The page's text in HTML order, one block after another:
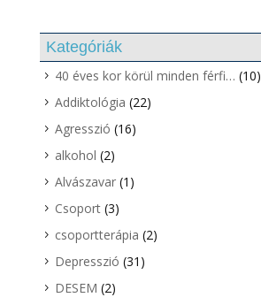
Kategóriák
40 éves kor körül minden férfi… (10)
Addiktológia (22)
Agresszió (16)
alkohol (2)
Alvászavar(1)
Csoport(3)
csoportterápia (2)
Depresszió (31)
DESEM (2)